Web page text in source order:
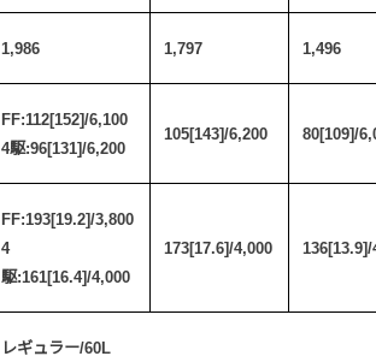
1,986 1,797 1,496
FF:112[152]/6,100
4駆:96[131]/6,200
105[143]/6,200 80[109]/
FF:193[19.2]/3,800
4
駆:161[16.4]/4,000
173[17.6]/4,000
レギュラー/60L